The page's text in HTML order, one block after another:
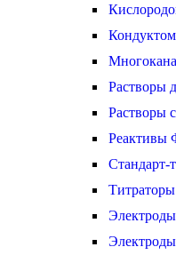
Растворы
Растворы
Реактивы
Стандарт-